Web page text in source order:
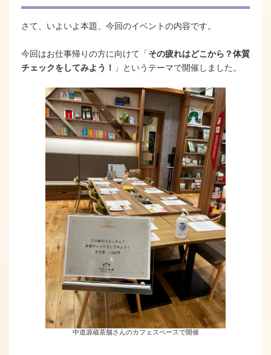
さて、いよいよ本題、今回のイベントの内容です。
今回はお仕事帰りの方に向けて「その疲れはどこから？体質
チェックをしてみよう！
」というテーマで開催しました。
中道源蔵茶舗さんのカフェスペースで開催